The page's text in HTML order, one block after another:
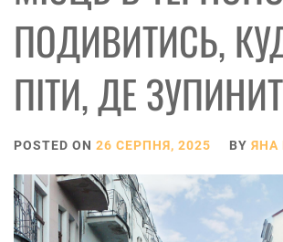
ПОДИВИТИСЬ,
ПІТИ, ДЕ
POSTED ON 26 СЕРПНЯ, 2025 BY ЯНА